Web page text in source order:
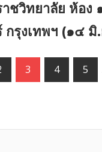
ชวิทยาลัย ห้อง
กรุงเทพฯ (๑๔ มิ
3 4 5